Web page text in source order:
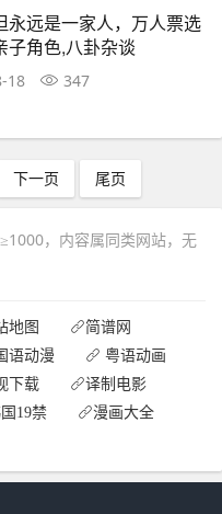
永远是一家人，万人票选
子角色,八卦杂谈
18 347
下一页 尾页
，内容属同类网站，无
地图
简谱网
语动漫
粤语动画
下载
译制电影
19禁
漫画大全